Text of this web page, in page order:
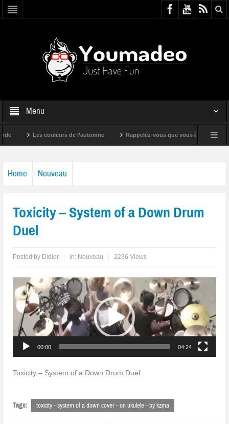
Menu
Les couleurs de l’automne Rappelez-vous que vous êtes super !
Home Nouveau
Toxicity – System of a Down Drum
Duel
Posted by Didier in: Nouveau 2236 Views
Lecteur
vidéo
00:00 04:24
Toxicity – System of a Down Drum Duel
Tags: toxicity - system of a down cover - on ukulele - by kzma